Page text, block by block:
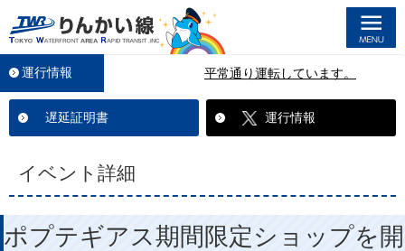
運行情報 平常通り運転しています。
遅延証明書 運行情報
イベント詳細
ポプテギアス期間限定ショップを開